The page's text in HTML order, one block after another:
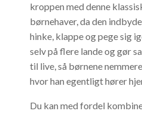
kroppen med denne
børnehaver, da den
hinke, klappe og pege sig
selv på flere lande og gør
til live, så børnene
hvor han egentligt hører
Du kan med fordel